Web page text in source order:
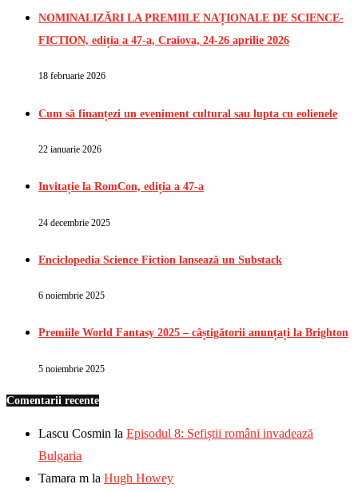
NOMINALIZĂRI LA PREMIILE NAȚIONALE DE SCIENCE-
FICTION, ediția a 47-a, Craiova, 24-26 aprilie 2026
18 februarie 2026
Cum să finanțezi un eveniment cultural sau lupta cu eolienele
22 ianuarie 2026
Invitație la RomCon, ediția a 47-a
24 decembrie 2025
Enciclopedia Science Fiction lansează un Substack
6 noiembrie 2025
Premiile World Fantasy 2025 – câștigătorii anunțați la Brighton
5 noiembrie 2025
Comentarii recente
Lascu Cosmin la Episodul 8: Sefiștii români invadează
Bulgaria
Tamara m la Hugh Howey